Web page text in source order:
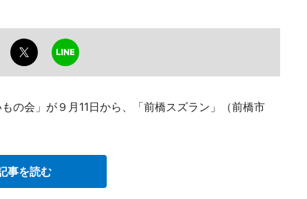
の会」が９月11日から、「前橋スズラン」（前橋市
事を読む